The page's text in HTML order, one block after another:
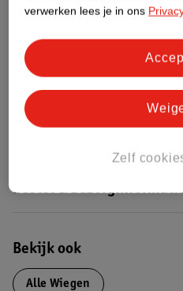
Productinformatie
Nature Impact Score
Dit
Impact
Meer
Bestel &
Bekijk ook
Alle Wiegen
verwerken lees je in ons
Zelf